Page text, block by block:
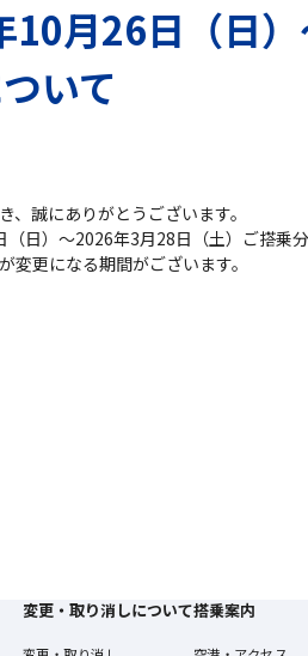
10月26日（日
いて
誠にありがとうございます。
日）～2026年3月28日（土）ご搭乗
更になる期間がございます。
変更・取り消しについて搭乗案内